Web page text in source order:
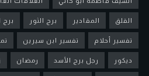
القلق المقادير برج الثور
تفسير أحلام تفسير ابن سيرين
ديكور رجل برج الأسد رمضان